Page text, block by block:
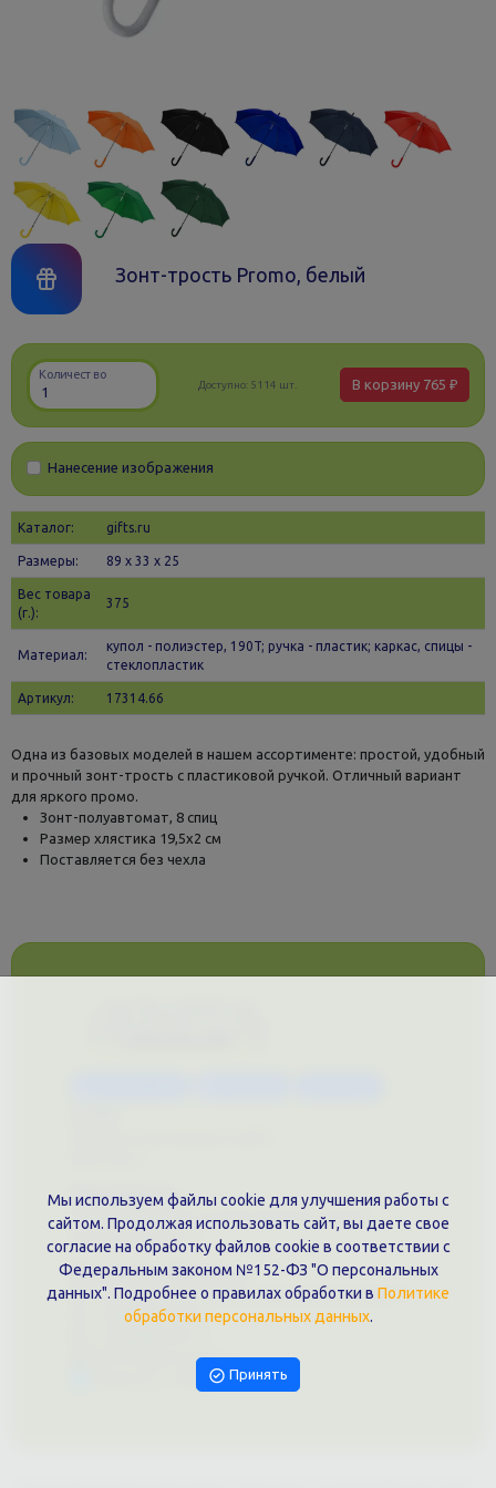
Зонт-трость Promo, белый
Количество
Доступно: 5114 шт. В корзину 765 ₽
Нанесение изображения
Каталог: gifts.ru
Размеры: 89 х 33 x 25
Вес товара
(г.):
375
Материал:
купол - полиэстер, 190T; ручка - пластик; каркас, спицы -
стеклопластик
Артикул: 17314.66
Одна из базовых моделей в нашем ассортименте: простой, удобный
и прочный зонт-трость с пластиковой ручкой. Отличный вариант
для яркого промо.
Зонт-полуавтомат, 8 спиц
Размер хлястика 19,5х2 см
Поставляется без чехла
Документы
Политика обработки персональных данных
Публичная оферта
Контакты филиала
г. Краснодар, ул. Шоссе Нефтяников, 28, оф. 51
+7 (861)202-09-02
9457070@krd-print.ru
Написать в Telegram
Мы используем файлы cookie для улучшения работы с
сайтом. Продолжая использовать сайт, вы даете свое
согласие на обработку файлов cookie в соответствии с
Федеральным законом №152-ФЗ "О персональных
данных". Подробнее о правилах обработки в Политике
обработки персональных данных.
Принять